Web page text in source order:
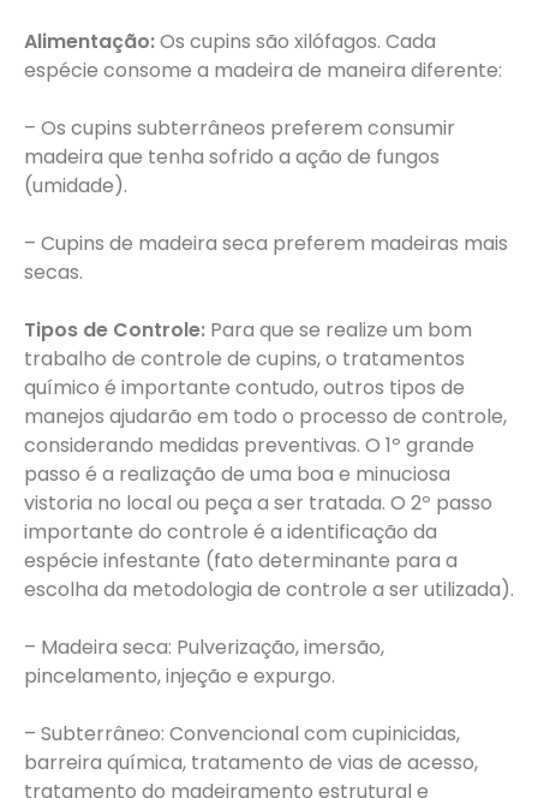
Alimentação:Os cupins são xilófagos. Cada
espécie consome a madeira de maneira diferente:
– Os cupins subterrâneos preferem consumir
madeira que tenha sofrido a ação de fungos
(umidade).
– Cupins de madeira seca preferem madeiras mais
secas.
Tipos de Controle: Para que se realize um bom
trabalho de controle de cupins, o tratamentos
químico é importante contudo, outros tipos de
manejos ajudarão em todo o processo de controle,
considerando medidas preventivas. O 1º grande
passo é a realização de uma boa e minuciosa
vistoria no local ou peça a ser tratada. O 2º passo
importante do controle é a identificação da
espécie infestante (fato determinante para a
escolha da metodologia de controle a ser utilizada).
– Madeira seca: Pulverização, imersão,
pincelamento, injeção e expurgo.
– Subterrâneo: Convencional com cupinicidas,
barreira química, tratamento de vias de acesso,
tratamento do madeiramento estrutural e